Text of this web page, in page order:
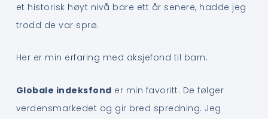
et historisk høyt nivå bare ett år senere, hadde jeg
trodd de var sprø.
Her er min erfaring med aksjefond til barn:
Globale indeksfond er min favoritt. De følger
verdensmarkedet og gir bred spredning. Jeg